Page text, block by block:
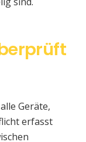
Geräte,
erfasst